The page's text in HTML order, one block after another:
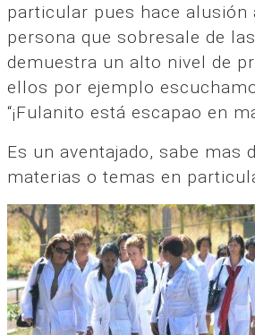
particular pues hace alusión
persona que sobresale de
demuestra un alto nivel de
ellos por ejemplo
“¡Fulanito está escapao en
Es un aventajado, sabe mas
materias o temas en